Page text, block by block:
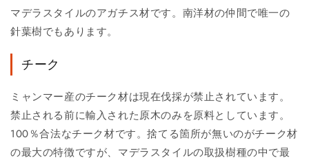
マデラスタイルのアガチス材です。南洋材の仲間で唯一の
針葉樹でもあります。
チーク
ミャンマー産のチーク材は現在伐採が禁止されています。
禁止される前に輸入された原木のみを原料としています。
100％合法なチーク材です。捨てる箇所が無いのがチーク材
の最大の特徴ですが、マデラスタイルの取扱樹種の中で最